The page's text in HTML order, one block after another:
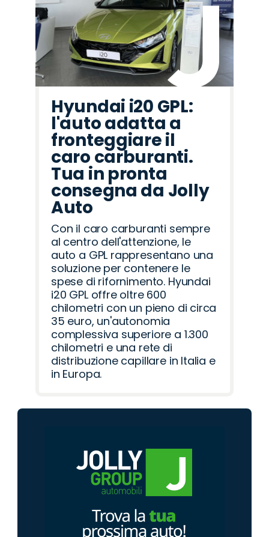
Hyundai i20 GPL:
l'auto adatta a
fronteggiare il
caro carburanti.
Tua in pronta
consegna da Jolly
Auto
Con il caro carburanti sempre
al centro dell'attenzione, le
auto a GPL rappresentano una
soluzione per contenere le
spese di rifornimento. Hyundai
i20 GPL offre oltre 600
chilometri con un pieno di circa
35 euro, un'autonomia
complessiva superiore a 1.300
chilometri e una rete di
distribuzione capillare in Italia e
in Europa.